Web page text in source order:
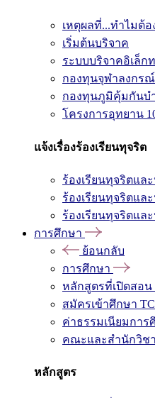
เหตุผลที่...ทำไมต้
เริ่มต้นบริจาค
ระบบบริจาคอิเล็ก
กองทุนจุฬาลงกร
กองทุนภูมิคุ้มกันบ
โครงการอุทยาน
แจ้งเรื่องร้องเรียนทุจริต
ร้องเรียนทุจริตแล
ร้องเรียนทุจริตแล
ร้องเรียนทุจริตแล
การศึกษา
ย้อนกลับ
การศึกษา
หลักสูตรที่เปิดสอน
สมัครเข้าศึกษา
ค่าธรรมเนียมการ
คณะและสำนักวิชา
หลักสูตร